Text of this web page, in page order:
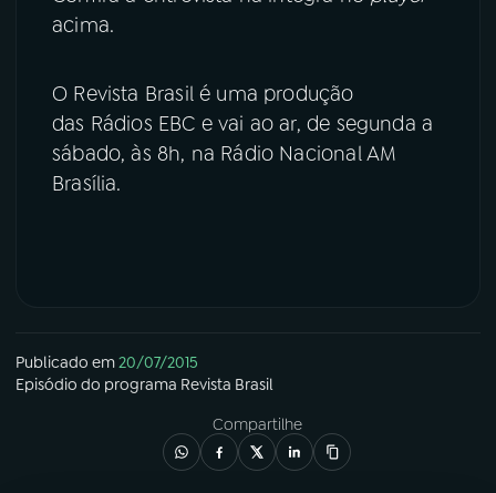
acima.
O Revista Brasil é uma produção
das Rádios EBC e vai ao ar, de segunda a
sábado, às 8h, na Rádio Nacional AM
Brasília.
Publicado em20/07/2015
Episódio do programa Revista Brasil
Compartilhe